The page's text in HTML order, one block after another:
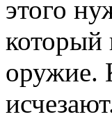
этого
который
оружие.